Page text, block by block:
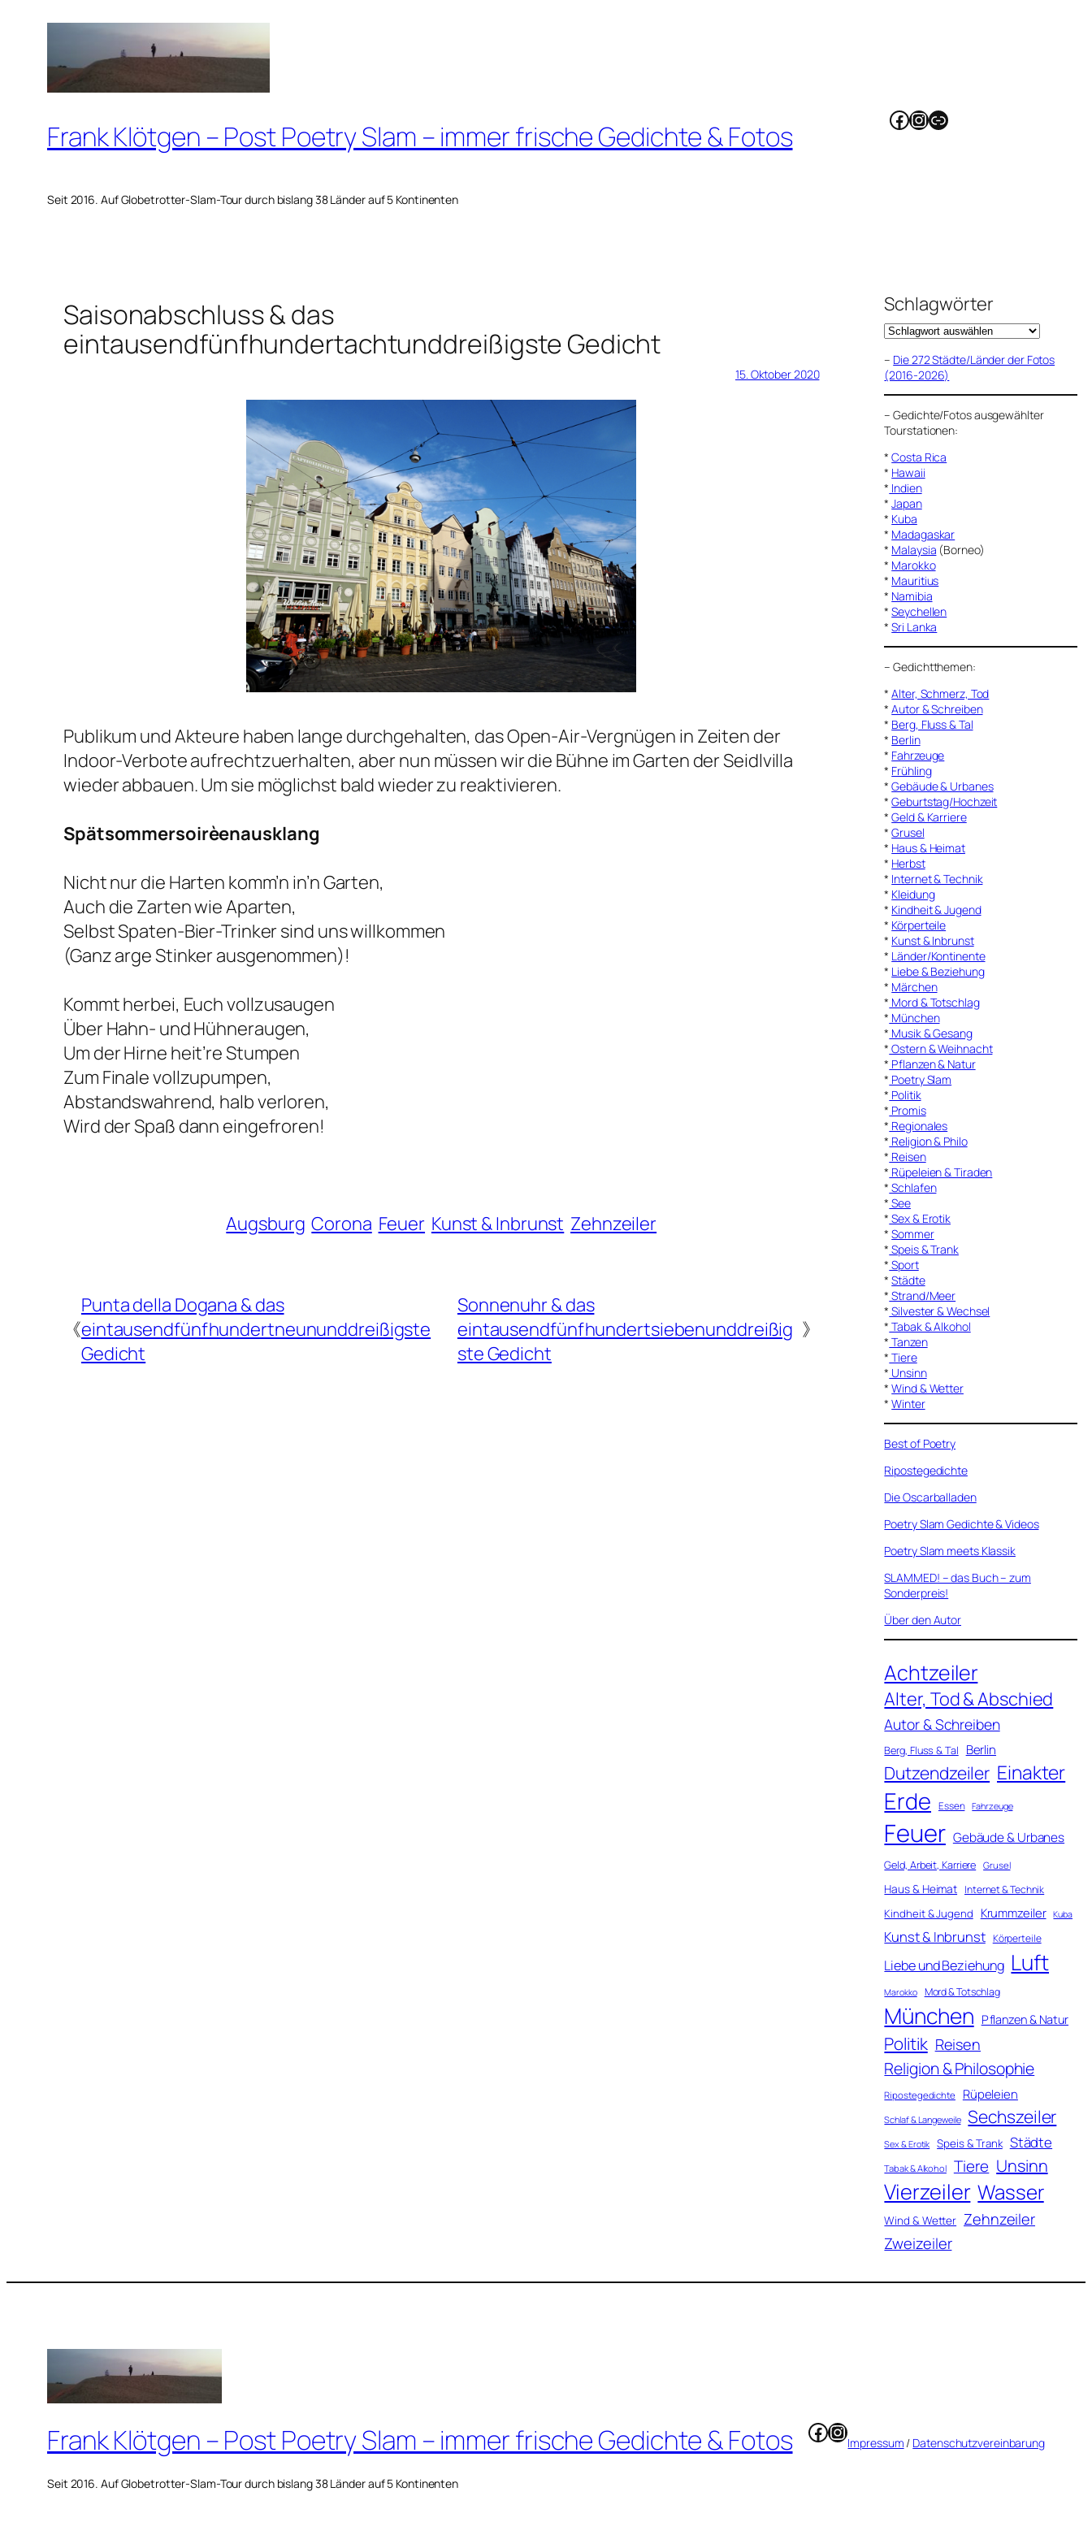
springen
Frank Klötgen – Post Poetry Slam – immer frische Gedichte & Fotos
Seit 2016. Auf Globetrotter-Slam-Tour durch bislang 38 Länder auf 5 Kontinenten
Facebook
Instagram
Link
Saisonabschluss & das
eintausendfünfhundertachtunddreißigste Gedicht
15. Oktober 2020
Publikum und Akteure haben lange durchgehalten, das Open-Air-Vergnügen in Zeiten der
Indoor-Verbote aufrechtzuerhalten, aber nun müssen wir die Bühne im Garten der Seidlvilla
wieder abbauen. Um sie möglichst bald wieder zu reaktivieren.
Spätsommersoirèenausklang
Nicht nur die Harten komm’n in’n Garten,
Auch die Zarten wie Aparten,
Selbst Spaten-Bier-Trinker sind uns willkommen
(Ganz arge Stinker ausgenommen)!
Kommt herbei, Euch vollzusaugen
Über Hahn- und Hühneraugen,
Um der Hirne heit’re Stumpen
Zum Finale vollzupumpen,
Abstandswahrend, halb verloren,
Wird der Spaß dann eingefroren!
Augsburg Corona Feuer Kunst & Inbrunst Zehnzeiler
《
Punta della Dogana & das
eintausendfünfhundertneununddreißigste
Gedicht
Sonnenuhr & das
eintausendfünfhundertsiebenunddreißig
ste Gedicht
》
Schlagwörter
– Die 272 Städte/Länder der Fotos
(2016-2026)
–Gedichte/Fotos ausgewählter
Tourstationen:
*Costa Rica
* Hawaii
* Indien
*Japan
* Kuba
* Madagaskar
* Malaysia (Borneo)
* Marokko
* Mauritius
* Namibia
*Seychellen
*Sri Lanka
–Gedichtthemen:
*Alter, Schmerz, Tod
*Autor & Schreiben
* Berg, Fluss & Tal
* Berlin
* Fahrzeuge
* Frühling
*Gebäude & Urbanes
*Geburtstag/Hochzeit
*Geld & Karriere
*Grusel
* Haus & Heimat
* Herbst
* Internet & Technik
* Kleidung
* Kindheit & Jugend
* Körperteile
* Kunst & Inbrunst
* Länder/Kontinente
* Liebe & Beziehung
* Märchen
* Mord & Totschlag
* München
* Musik & Gesang
* Ostern & Weihnacht
* Pflanzen & Natur
* Poetry Slam
* Politik
* Promis
* Regionales
* Religion & Philo
* Reisen
* Rüpeleien & Tiraden
* Schlafen
* See
* Sex & Erotik
*Sommer
* Speis & Trank
* Sport
*Städte
* Strand/Meer
* Silvester & Wechsel
* Tabak & Alkohol
* Tanzen
* Tiere
* Unsinn
*Wind & Wetter
*Winter
Best of Poetry
Ripostegedichte
Die Oscarballaden
Poetry Slam Gedichte & Videos
Poetry Slam meets Klassik
SLAMMED! – das Buch – zum
Sonderpreis!
Über den Autor
Achtzeiler
Alter, Tod & Abschied
Autor & Schreiben
Berg, Fluss & Tal Berlin
Dutzendzeiler Einakter
Erde Essen Fahrzeuge
Feuer Gebäude & Urbanes
Geld, Arbeit, Karriere Grusel
Haus & Heimat Internet & Technik
Kindheit & Jugend Krummzeiler Kuba
Kunst & Inbrunst Körperteile
Liebe und Beziehung Luft
Marokko Mord & Totschlag
München Pflanzen & Natur
Politik Reisen
Religion & Philosophie
Ripostegedichte Rüpeleien
Schlaf & Langeweile Sechszeiler
Sex & Erotik Speis & Trank Städte
Tabak & Alkohol Tiere Unsinn
Vierzeiler Wasser
Wind & Wetter Zehnzeiler
Zweizeiler
Frank Klötgen – Post Poetry Slam – immer frische Gedichte & Fotos
Seit 2016. Auf Globetrotter-Slam-Tour durch bislang 38 Länder auf 5 Kontinenten
Facebook
Instagram
Impressum / Datenschutzvereinbarung